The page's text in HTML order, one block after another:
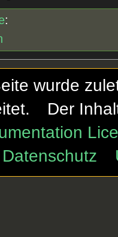
:
wurde
Der
Datenschutz